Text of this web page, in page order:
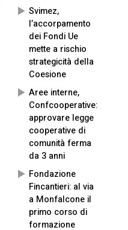
Svimez,
l’accorpamento
dei Fondi Ue
mette a rischio
strategicità della
Coesione
Aree interne,
Confcooperative:
approvare legge
cooperative di
comunità ferma
da 3 anni
Fondazione
Fincantieri: al via
a Monfalcone il
primo corso di
formazione